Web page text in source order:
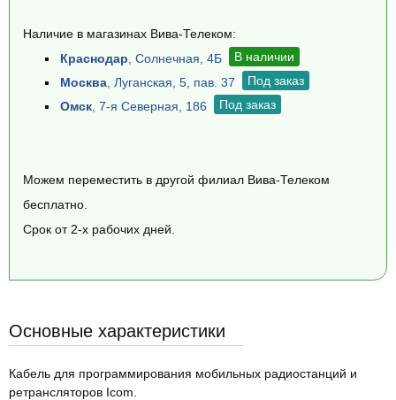
Наличие в магазинах Вива-Телеком:
Краснодар , Солнечная, 4Б
В наличии
Москва , Луганская, 5, пав. 37
Под заказ
Омск , 7-я Северная, 186 Под заказ
Можем переместить в другой филиал Вива-Телеком
бесплатно.
Срок от 2-х рабочих дней.
Основные характеристики
Кабель для программирования мобильных радиостанций и
ретрансляторов Icom.